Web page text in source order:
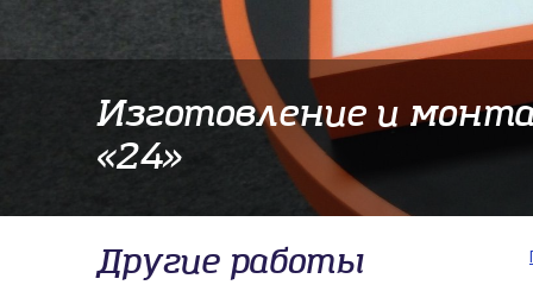
Изготовление и
«24»
Другие работы